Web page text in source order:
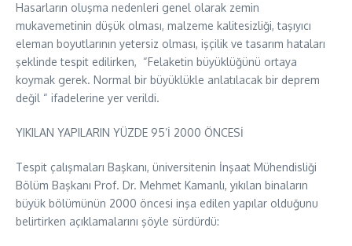
Hasarların oluşma nedenleri genel olarak zemin
mukavemetinin düşük olması, malzeme kalitesizliği, taşıyıcı
eleman boyutlarının yetersiz olması, işçilik ve tasarım hataları
şeklinde tespit edilirken, “Felaketin büyüklüğünü ortaya
koymak gerek. Normal bir büyüklükle anlatılacak bir deprem
değil “ ifadelerine yer verildi.
YIKILAN YAPILARIN YÜZDE 95’İ 2000 ÖNCESİ
Tespit çalışmaları Başkanı, üniversitenin İnşaat Mühendisliği
Bölüm Başkanı Prof. Dr. Mehmet Kamanlı, yıkılan binaların
büyük bölümünün 2000 öncesi inşa edilen yapılar olduğunu
belirtirken açıklamalarını şöyle sürdürdü: